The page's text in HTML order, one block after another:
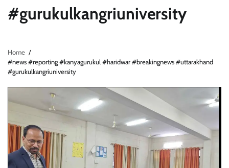
#gurukulkangriuniversity
Home
#news #reporting #kanyagurukul #haridwar #breakingnews #uttarakhand
#gurukulkangriuniversity